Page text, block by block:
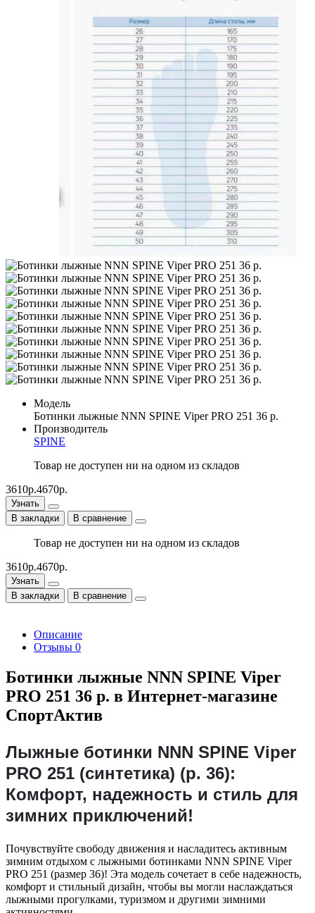
Модель
Ботинки лыжные NNN SPINE Viper PRO 251 36 р.
Производитель
SPINE
Товар не доступен ни на одном из складов
3610р.4670р.
Узнать
В закладки
В сравнение
Товар не доступен ни на одном из складов
3610р.4670р.
Узнать
В закладки
В сравнение
Описание
Отзывы 0
Ботинки лыжные NNN SPINE Viper
PRO 251 36 р. в Интернет-магазине
СпортАктив
Лыжные ботинки NNN SPINE Viper
PRO 251 (синтетика) (р. 36):
Комфорт, надежность и стиль для
зимних приключений!
Почувствуйте свободу движения и насладитесь активным
зимним отдыхом с лыжными ботинками NNN SPINE Viper
PRO 251 (размер 36)! Эта модель сочетает в себе надежность,
комфорт и стильный дизайн, чтобы вы могли наслаждаться
лыжными прогулками, туризмом и другими зимними